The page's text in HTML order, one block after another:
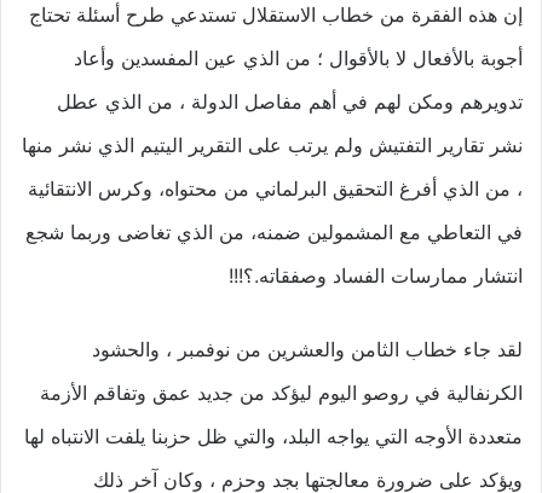
إن هذه الفقرة من خطاب الاستقلال تستدعي طرح أسئلة تحتاج
أجوبة بالأفعال لا بالأقوال ؛ من الذي عين المفسدين وأعاد
تدويرهم ومكن لهم في أهم مفاصل الدولة ، من الذي عطل
نشر تقارير التفتيش ولم يرتب على التقرير اليتيم الذي نشر منها
، من الذي أفرغ التحقيق البرلماني من محتواه، وكرس الانتقائية
في التعاطي مع المشمولين ضمنه، من الذي تغاضى وربما شجع
انتشار ممارسات الفساد وصفقاته.؟!!!
لقد جاء خطاب الثامن والعشرين من نوفمبر ، والحشود
الكرنفالية في روصو اليوم ليؤكد من جديد عمق وتفاقم الأزمة
متعددة الأوجه التي يواجه البلد، والتي ظل حزبنا يلفت الانتباه لها
ويؤكد على ضرورة معالجتها بجد وحزم ، وكان آخر ذلك